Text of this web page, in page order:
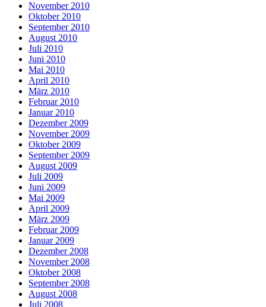
November 2010
Oktober 2010
September 2010
August 2010
Juli 2010
Juni 2010
Mai 2010
April 2010
März 2010
Februar 2010
Januar 2010
Dezember 2009
November 2009
Oktober 2009
September 2009
August 2009
Juli 2009
Juni 2009
Mai 2009
April 2009
März 2009
Februar 2009
Januar 2009
Dezember 2008
November 2008
Oktober 2008
September 2008
August 2008
Juli 2008